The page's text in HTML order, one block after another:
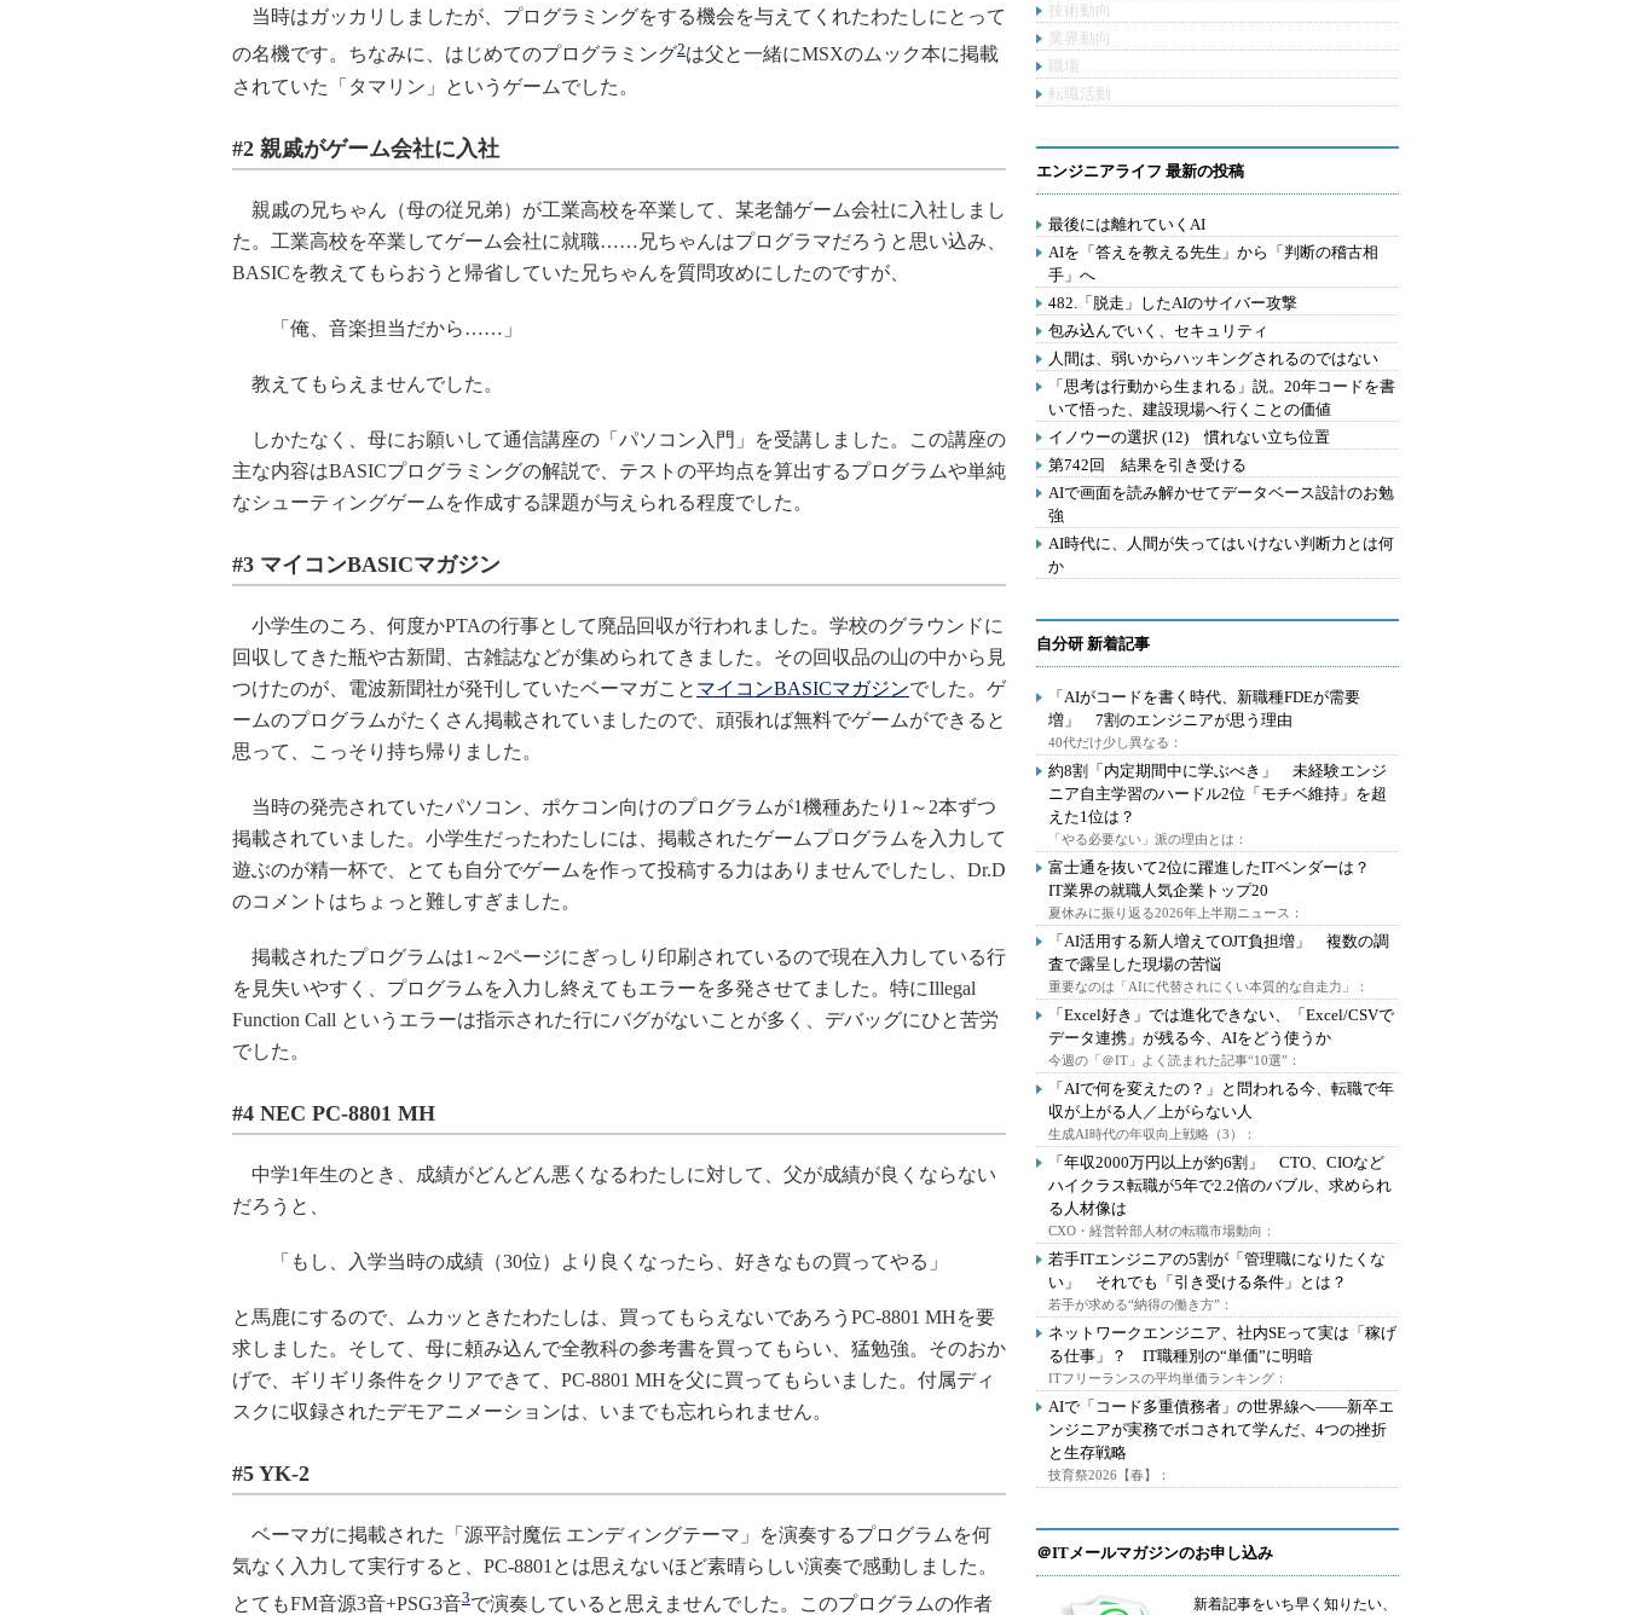
当時はガッカリしましたが、プログラミングをする機会を与えてくれたわたしにとって
の名機です。ちなみに、はじめてのプログラミング2は父と一緒にMSXのムック本に掲載
されていた「タマリン」というゲームでした。
#2 親戚がゲーム会社に入社
親戚の兄ちゃん（母の従兄弟）が工業高校を卒業して、某老舗ゲーム会社に入社しまし
た。工業高校を卒業してゲーム会社に就職……兄ちゃんはプログラマだろうと思い込み、
BASICを教えてもらおうと帰省していた兄ちゃんを質問攻めにしたのですが、
「俺、音楽担当だから……」
教えてもらえませんでした。
しかたなく、母にお願いして通信講座の「パソコン入門」を受講しました。この講座の
主な内容はBASICプログラミングの解説で、テストの平均点を算出するプログラムや単純
なシューティングゲームを作成する課題が与えられる程度でした。
#3 マイコンBASICマガジン
小学生のころ、何度かPTAの行事として廃品回収が行われました。学校のグラウンドに
回収してきた瓶や古新聞、古雑誌などが集められてきました。その回収品の山の中から見
つけたのが、電波新聞社が発刊していたベーマガこと マイコンBASICマガジンでした。ゲ
ームのプログラムがたくさん掲載されていましたので、頑張れば無料でゲームができると
思って、こっそり持ち帰りました。
当時の発売されていたパソコン、ポケコン向けのプログラムが1機種あたり1～2本ずつ
掲載されていました。小学生だったわたしには、掲載されたゲームプログラムを入力して
遊ぶのが精一杯で、とても自分でゲームを作って投稿する力はありませんでしたし、Dr.D
のコメントはちょっと難しすぎました。
掲載されたプログラムは1～2ページにぎっしり印刷されているので現在入力している行
を見失いやすく、プログラムを入力し終えてもエラーを多発させてました。特にIllegal
Function Call というエラーは指示された行にバグがないことが多く、デバッグにひと苦労
でした。
#4 NEC PC-8801 MH
中学1年生のとき、成績がどんどん悪くなるわたしに対して、父が成績が良くならない
だろうと、
「もし、入学当時の成績（30位）より良くなったら、好きなもの買ってやる」
と馬鹿にするので、ムカッときたわたしは、買ってもらえないであろうPC-8801 MHを要
求しました。そして、母に頼み込んで全教科の参考書を買ってもらい、猛勉強。そのおか
げで、ギリギリ条件をクリアできて、PC-8801 MHを父に買ってもらいました。付属ディ
スクに収録されたデモアニメーションは、いまでも忘れられません。
#5 YK-2
ベーマガに掲載された「源平討魔伝 エンディングテーマ」を演奏するプログラムを何
気なく入力して実行すると、PC-8801とは思えないほど素晴らしい演奏で感動しました。
とてもFM音源3音+PSG3音3で演奏していると思えませんでした。このプログラムの作者
技術動向
業界動向
職場
転職活動
エンジニアライフ 最新の投稿
最後には離れていくAI
AIを「答えを教える先生」から「判断の稽古相
手」へ
482.「脱走」したAIのサイバー攻撃
包み込んでいく、セキュリティ
人間は、弱いからハッキングされるのではない
「思考は行動から生まれる」説。20年コードを書
いて悟った、建設現場へ行くことの価値
イノウーの選択 (12) 慣れない立ち位置
第742回 結果を引き受ける
AIで画面を読み解かせてデータベース設計のお勉
強
AI時代に、人間が失ってはいけない判断力とは何
か
自分研 新着記事
「AIがコードを書く時代、新職種FDEが需要
増」 7割のエンジニアが思う理由
40代だけ少し異なる：
約8割「内定期間中に学ぶべき」 未経験エンジ
ニア自主学習のハードル2位「モチベ維持」を超
えた1位は？
「やる必要ない」派の理由とは：
富士通を抜いて2位に躍進したITベンダーは？
IT業界の就職人気企業トップ20
夏休みに振り返る2026年上半期ニュース：
「AI活用する新人増えてOJT負担増」 複数の調
査で露呈した現場の苦悩
重要なのは「AIに代替されにくい本質的な自走力」：
「Excel好き」では進化できない、「Excel/CSVで
データ連携」が残る今、AIをどう使うか
今週の「＠IT」よく読まれた記事“10選”：
「AIで何を変えたの？」と問われる今、転職で年
収が上がる人／上がらない人
生成AI時代の年収向上戦略（3）：
「年収2000万円以上が約6割」 CTO、CIOなど
ハイクラス転職が5年で2.2倍のバブル、求められ
る人材像は
CXO・経営幹部人材の転職市場動向：
若手ITエンジニアの5割が「管理職になりたくな
い」 それでも「引き受ける条件」とは？
若手が求める“納得の働き方”：
ネットワークエンジニア、社内SEって実は「稼げ
る仕事」？ IT職種別の“単価”に明暗
ITフリーランスの平均単価ランキング：
AIで「コード多重債務者」の世界線へ――新卒エ
ンジニアが実務でボコされて学んだ、4つの挫折
と生存戦略
技育祭2026【春】：
＠ITメールマガジンのお申し込み
新着記事をいち早く知りたい、